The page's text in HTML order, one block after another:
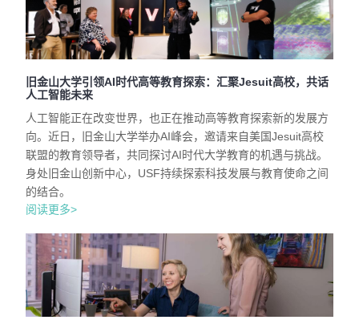
旧金山大学引领AI时代高等教育探索：汇聚Jesuit高校，共话
人工智能未来
人工智能正在改变世界，也正在推动高等教育探索新的发展方
向。近日，旧金山大学举办AI峰会，邀请来自美国Jesuit高校
联盟的教育领导者，共同探讨AI时代大学教育的机遇与挑战。
身处旧金山创新中心，USF持续探索科技发展与教育使命之间
的结合。
阅读更多>